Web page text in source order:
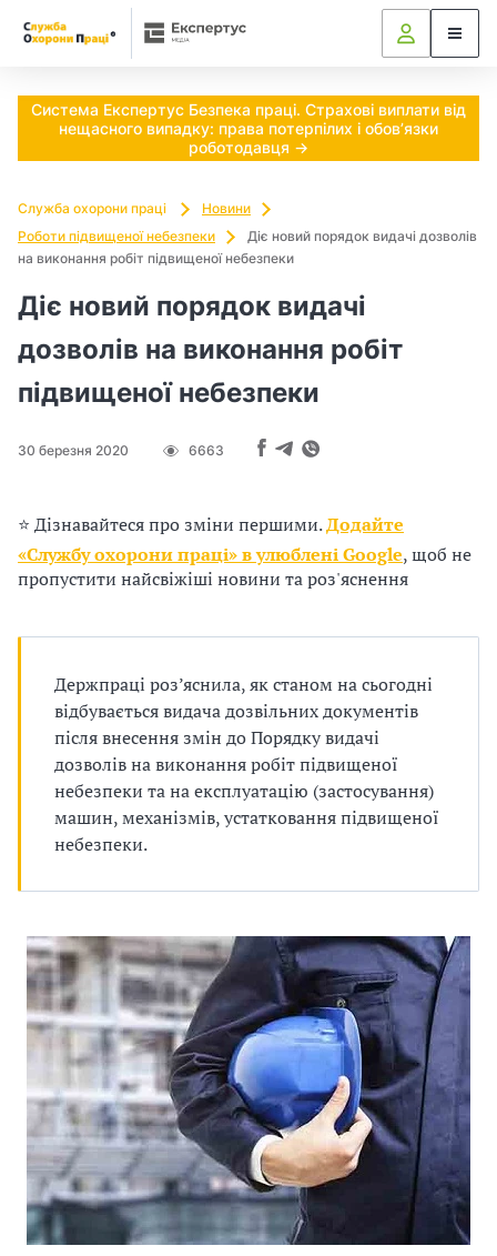
Система Експертус Безпека праці. Страхові виплати від
нещасного випадку: права потерпілих і обов’язки
роботодавця →
Служба охорони праці
Новини
Роботи підвищеної небезпеки
Діє новий порядок видачі дозволів
на виконання робіт підвищеної небезпеки
Діє новий порядок видачі
дозволів на виконання робіт
підвищеної небезпеки
30 березня 2020 6663
⭐ Дізнавайтеся про зміни першими.Додайте
«Службу охорони праці» в улюблені Google, щоб не
пропустити найсвіжіші новини та роз'яснення
Держпраці роз’яснила, як станом на сьогодні
відбувається видача дозвільних документів
після внесення змін до Порядку видачі
дозволів на виконання робіт підвищеної
небезпеки та на експлуатацію (застосування)
машин, механізмів, устатковання підвищеної
небезпеки.
Ч
о
т
р
б
н
в
р
в
О
П